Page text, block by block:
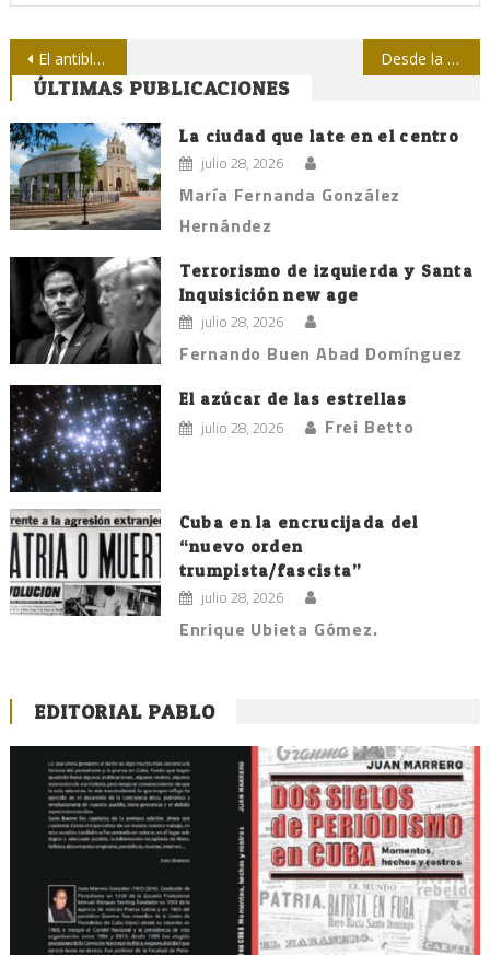
Navegación
de
entradas
El antibloqueo del mundo acorrala a EE.UU. en la ONU Desde la Isla convocan al Frente Común de las Ideas
ÚLTIMAS PUBLICACIONES
La ciudad que late en el centro
julio 28, 2026
María Fernanda González
Hernández
Terrorismo de izquierda y Santa
Inquisición new age
julio 28, 2026
Fernando Buen Abad Domínguez
El azúcar de las estrellas
julio 28, 2026 Frei Betto
Cuba en la encrucijada del
“nuevo orden
trumpista/fascista”
julio 28, 2026
Enrique Ubieta Gómez.
EDITORIAL PABLO